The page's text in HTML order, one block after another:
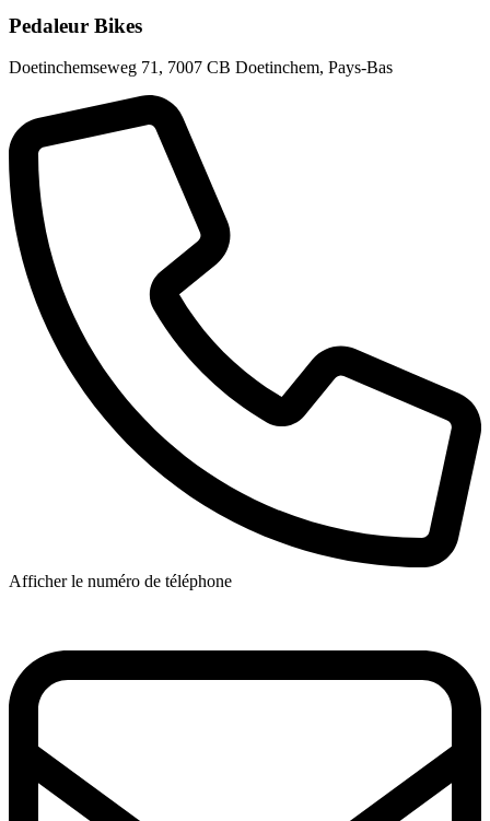
Pedaleur Bikes
Doetinchemseweg 71, 7007 CB Doetinchem, Pays-Bas
Afficher le numéro de téléphone